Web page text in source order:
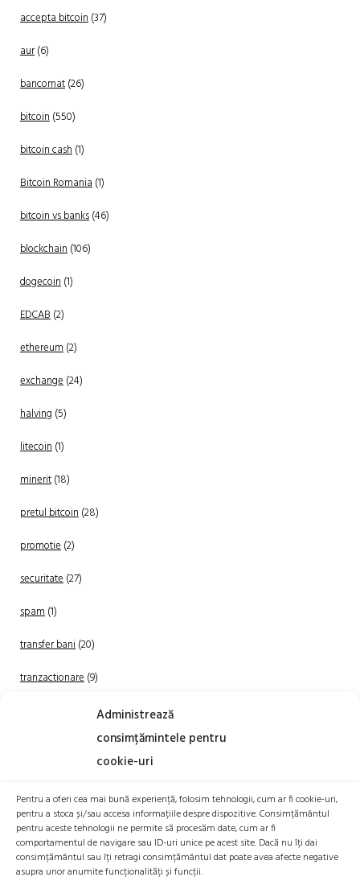
Administrează
consimțămintele pentru
cookie-uri
Pentru a oferi cea mai bună experiență, folosim tehnologii, cum ar fi cookie-uri,
pentru a stoca și/sau accesa informațiile despre dispozitive. Consimțământul
pentru aceste tehnologii ne permite să procesăm date, cum ar fi
comportamentul de navigare sau ID-uri unice pe acest site. Dacă nu îți dai
consimțământul sau îți retragi consimțământul dat poate avea afecte negative
asupra unor anumite funcționalități și funcții.
accepta bitcoin(37)
aur(6)
bancomat(26)
bitcoin(550)
bitcoin cash(1)
Bitcoin Romania(1)
bitcoin vs banks(46)
blockchain(106)
dogecoin(1)
EDCAB(2)
ethereum(2)
exchange(24)
halving (5)
litecoin(1)
minerit(18)
pretul bitcoin(28)
promotie(2)
securitate(27)
spam(1)
transfer bani(20)
tranzactionare(9)
(20)
TRANZACTIONEAZA